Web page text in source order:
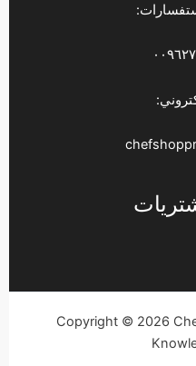
Copyright © 2026